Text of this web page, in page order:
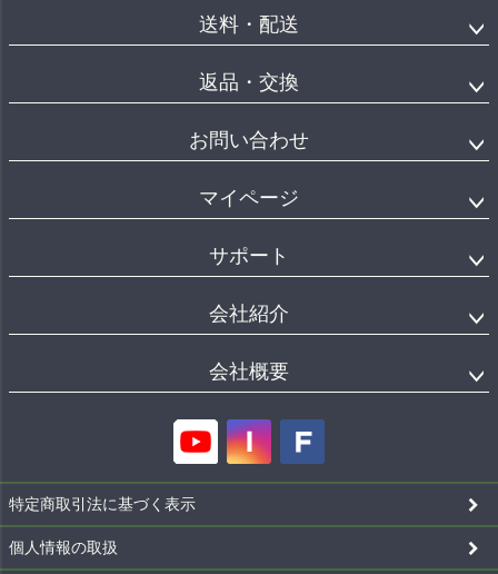
送料・配送
返品・交換
お問い合わせ
マイページ
サポート
会社紹介
会社概要
特定商取引法に基づく表示
個人情報の取扱